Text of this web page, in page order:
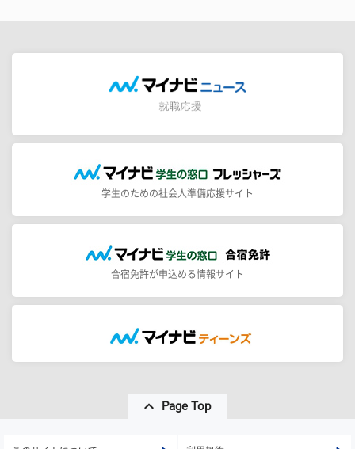
学生のための社会人準備応援サイト
合宿免許が申込める情報サイト
Page Top